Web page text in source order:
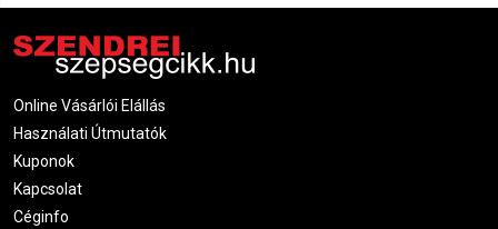
Online Vásárlói Elállás
Használati Útmutatók
Kuponok
Kapcsolat
Céginfo